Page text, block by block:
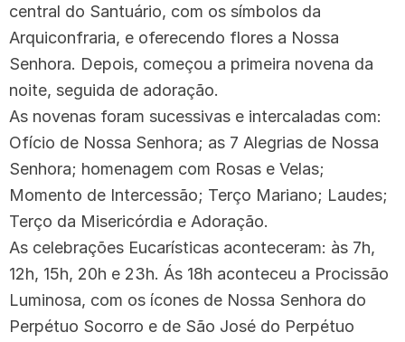
central do Santuário, com os símbolos da
Arquiconfraria, e oferecendo flores a Nossa
Senhora. Depois, começou a primeira novena da
noite, seguida de adoração.
As novenas foram sucessivas e intercaladas com:
Ofício de Nossa Senhora; as 7 Alegrias de Nossa
Senhora; homenagem com Rosas e Velas;
Momento de Intercessão; Terço Mariano; Laudes;
Terço da Misericórdia e Adoração.
As celebrações Eucarísticas aconteceram: às 7h,
12h, 15h, 20h e 23h. Ás 18h aconteceu a Procissão
Luminosa, com os ícones de Nossa Senhora do
Perpétuo Socorro e de São José do Perpétuo